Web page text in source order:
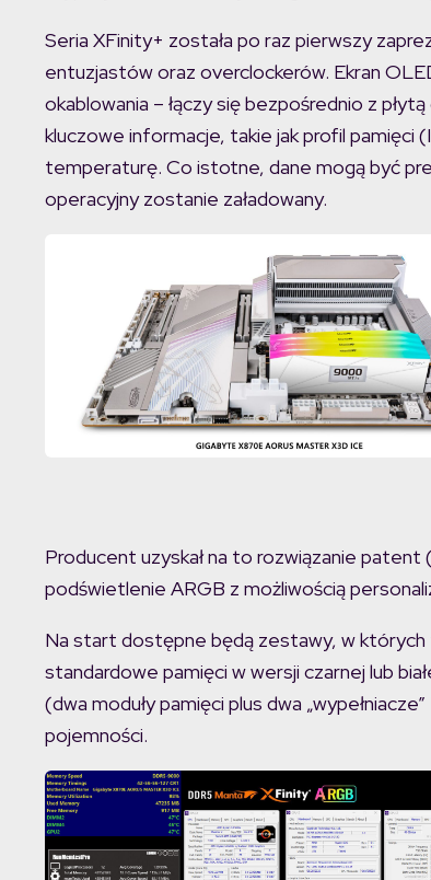
Seria XFinity+ została po raz pierwszy
entuzjastów oraz overclockerów. Ekran
okablowania – łączy się bezpośrednio z
kluczowe informacje, takie jak profil
temperaturę. Co istotne, dane mogą być
operacyjny zostanie załadowany.
Producent uzyskał na to rozwiązanie
podświetlenie ARGB z możliwością
Na start dostępne będą zestawy, w których
standardowe pamięci w wersji czarnej lub
(dwa moduły pamięci plus dwa
pojemności.